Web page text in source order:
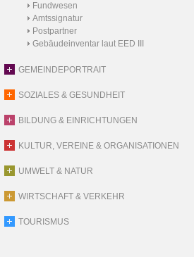
Fundwesen
Amtssignatur
Postpartner
Gebäudeinventar laut EED III
GEMEINDEPORTRAIT
SOZIALES & GESUNDHEIT
BILDUNG & EINRICHTUNGEN
KULTUR, VEREINE & ORGANISATIONEN
UMWELT & NATUR
WIRTSCHAFT & VERKEHR
TOURISMUS